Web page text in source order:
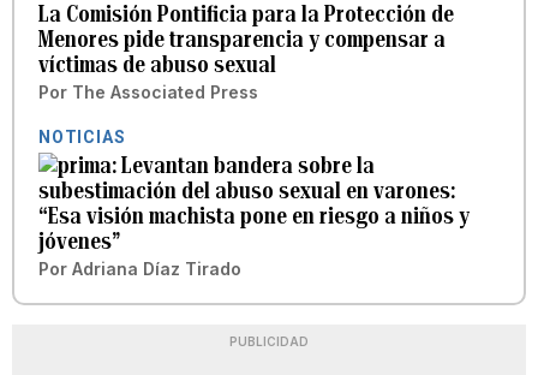
La Comisión Pontificia para la Protección de
Menores pide transparencia y compensar a
víctimas de abuso sexual
Por The Associated Press
NOTICIAS
Levantan bandera sobre la
subestimación del abuso sexual en varones:
“Esa visión machista pone en riesgo a niños y
jóvenes”
Por Adriana Díaz Tirado
PUBLICIDAD